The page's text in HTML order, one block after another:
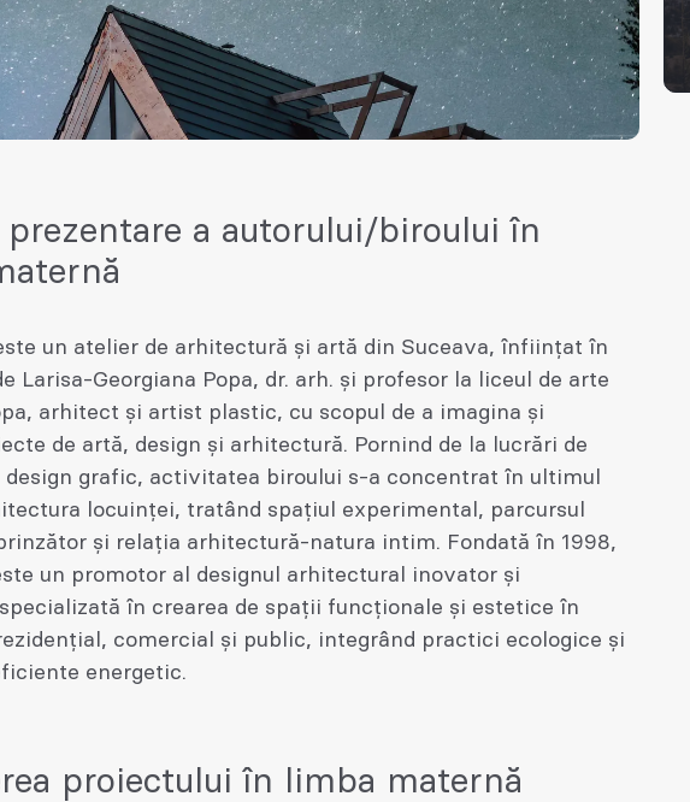
prezentare a autorului/biroului în
un atelier de arhitectură și artă din Suceava, înființat în
Larisa-Georgiana Popa, dr. arh. și profesor la liceul de arte
arhitect și artist plastic, cu scopul de a imagina și
de artă, design și arhitectură. Pornind de la lucrări de
design grafic, activitatea biroului s-a concentrat în ultimul
locuinței, tratând spațiul experimental, parcursul
și relația arhitectură-natura intim. Fondată în 1998,
un promotor al designul arhitectural inovator și
în crearea de spații funcționale și estetice în
comercial și public, integrând practici ecologice și
energetic.
proiectului în limba maternă